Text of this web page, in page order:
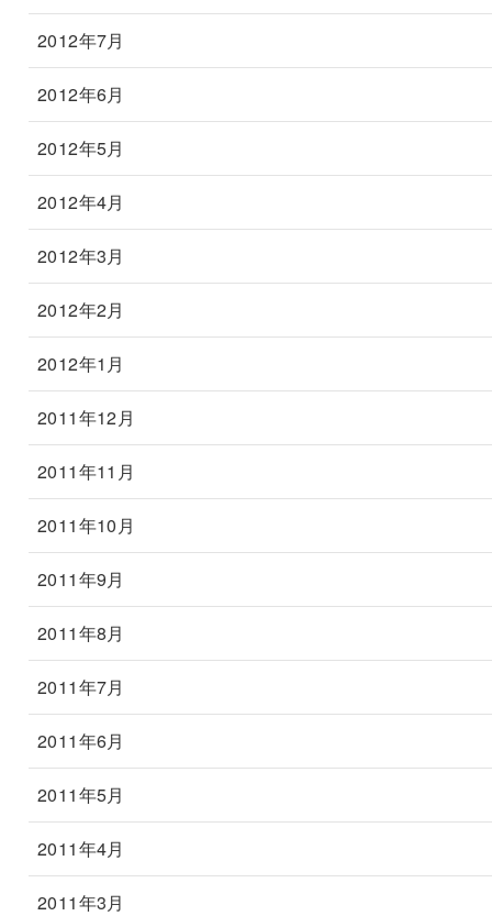
2012年7月
2012年6月
2012年5月
2012年4月
2012年3月
2012年2月
2012年1月
2011年12月
2011年11月
2011年10月
2011年9月
2011年8月
2011年7月
2011年6月
2011年5月
2011年4月
2011年3月